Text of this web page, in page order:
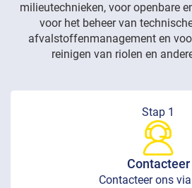
milieutechnieken, voor openbare
voor het beheer van
afvalstoffenmanagement en
reinigen van riolen en
Stap 1
Contacteer
Contacteer ons